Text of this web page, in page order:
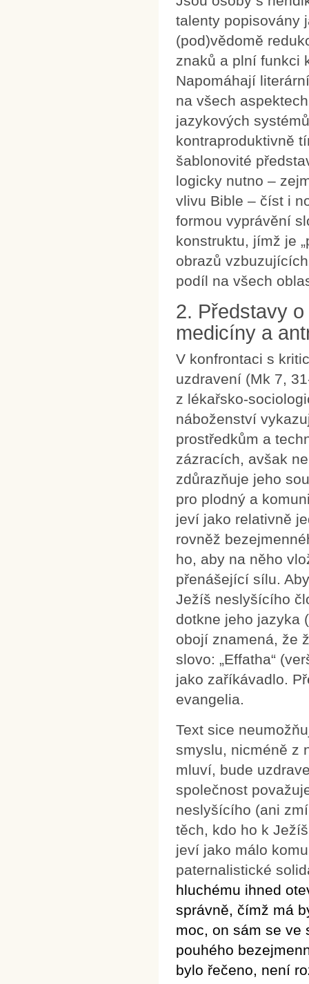
talenty popisovány
(pod)vědomě
znaků a plní funkci
Napomáhají
na všech
jazykových
kontraproduktivně
šablonovité
logicky nutno –
vlivu Bible – číst i
formou vyprávění
konstruktu, jímž je
obrazů
podíl na všech
2. Představy
medicíny a
V konfrontaci s
uzdravení (Mk 7,
z lékařsko-
náboženství
prostředkům a
zázracích, avšak
zdůrazňuje jeho
pro plodný a
jeví jako relativně
rovněž
ho, aby na něho
přenášející sílu.
Ježíš neslyšícího
dotkne jeho jazyka
obojí znamená, že
slovo: „Effatha“
jako zaříkávadlo.
evangelia.
Text sice
smyslu, nicméně z
mluví, bude
společnost
neslyšícího (ani
těch, kdo ho k
jeví jako málo
paternalistické
hluchému ihned
správně, čímž má
moc, on sám se ve
pouhého
bylo řečeno, není